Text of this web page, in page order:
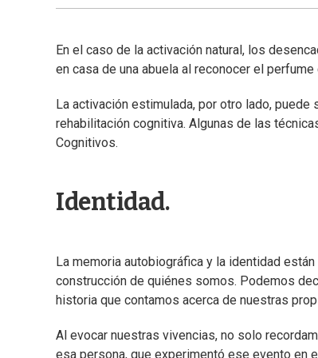
En el caso de la activación natural, los
en casa de una abuela al reconocer el
La activación estimulada, por otro lado,
rehabilitación cognitiva. Algunas de las
Cognitivos.
Identidad.
La memoria autobiográfica y la identidad
construcción de quiénes somos. Podemos
historia que contamos acerca de nuestras
Al evocar nuestras vivencias, no solo
esa persona, que experimentó ese evento en